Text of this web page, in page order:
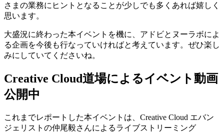
さまの業務にヒントとなることが少しでも多くあれば嬉しく
思います。
大盛況に終わった本イベントを機に、アドビとヌーラボによ
る企画を今後も行なっていければと考えています。ぜひ楽し
みにしていてくださいね。
Creative Cloud道場によるイベント動画
公開中
これまでレポートした本イベントは、Creative Cloud エバン
ジェリストの仲尾毅さんによるライブストリーミング